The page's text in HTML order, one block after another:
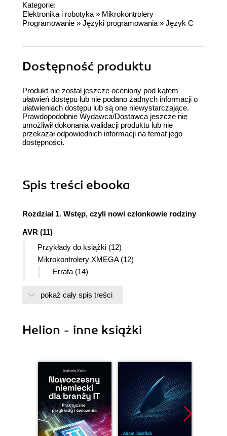
Kategorie:
Elektronika i robotyka » Mikrokontrolery
Programowanie » Języki programowania » Język C
Dostępność produktu
Produkt nie został jeszcze oceniony pod kątem
ułatwień dostępu lub nie podano żadnych informacji o
ułatwieniach dostępu lub są one niewystarczające.
Prawdopodobnie Wydawca/Dostawca jeszcze nie
umożliwił dokonania walidacji produktu lub nie
przekazał odpowiednich informacji na temat jego
dostępności.
Spis treści ebooka
Rozdział 1. Wstęp, czyli nowi członkowie rodziny
AVR (11)
Przykłady do książki (12)
Mikrokontrolery XMEGA (12)
Errata (14)
Kompilator (15)
Rozdział 2. Jak zacząć, czyli instalacja środowiska
Instalacja Xplained w systemie (22)
Instalacja XMEGA z bootloaderem klasy DFU
(25)
Programowanie układów XMEGA (25)
Wczytywanie firmware za pomocą FLIP (26)
Bootloader firmy Atmel (28)
pokaż cały spis treści
Helion - inne książki